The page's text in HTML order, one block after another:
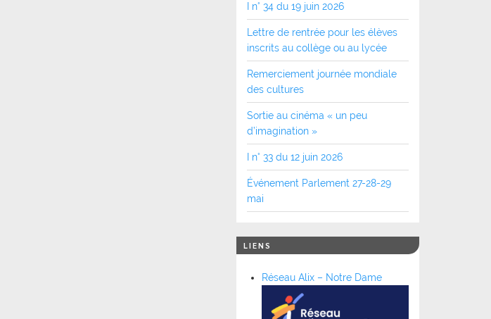
I n° 34 du 19 juin 2026
Lettre de rentrée pour les élèves
inscrits au collège ou au lycée
Remerciement journée mondiale
des cultures
Sortie au cinéma « un peu
d’imagination »
I n° 33 du 12 juin 2026
Événement Parlement 27-28-29
mai
LIENS
Réseau Alix – Notre Dame